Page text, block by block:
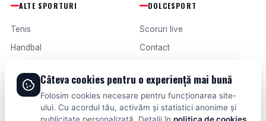
ALTE SPORTURI
Tenis
Handbal
Formula 1
Fotbal intern
DOLCESPORT
Scoruri live
Contact
Termeni și condiții
Câteva cookies pentru o experiență mai bună
Folosim cookies necesare pentru funcționarea site-
ului. Cu acordul tău, activăm și statistici anonime și